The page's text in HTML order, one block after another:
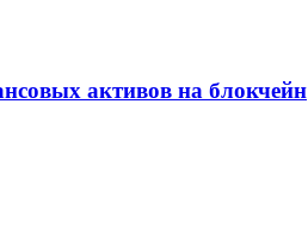
активов на блокчейн